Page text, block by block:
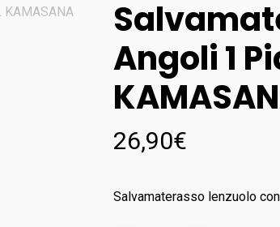
Angoli 1
26,90€
Salvamaterasso lenzuolo